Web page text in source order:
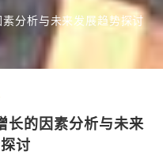
分析与未来发展趋势探讨
长的因素分析与未来
讨